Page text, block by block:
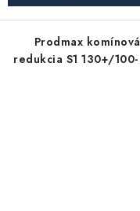
Prodmax komínová
redukcia S1 130+/100- mm